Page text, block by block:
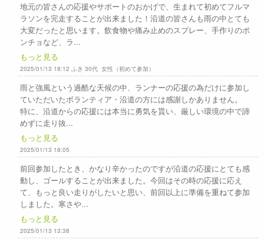
地元の皆さんの応援やサポートのおかげで、生まれて初めてフルマ
ラソンを完走することが出来ました！沿道の皆さんも雨の中とても
大変だったと思います。飲食物や痛み止めのスプレー、手作りのポ
ンチョなど、ラ...
もっと見る
2025/01/13 18:12 ふき 30代 女性（初めて参加）
雨と強風という過酷な天候の中、ランナーの応援の為だけに参加し
ていただいたボランティア・沿道の方には感謝しかありません。
特に、沿道からの応援には本当に勇気を貰い、厳しい環境の中で諦
めずに走り抜...
もっと見る
2025/01/13 18:05
前回参加したとき、かなり辛かったのですが沿道の応援にとても感
動し、ゴールすることが出来ました。今回はその時の応援に応え
て、もっと良い走りがしたいと思い、前回以上に準備を重ねて参加
しました。寒さや...
もっと見る
2025/01/13 13:38